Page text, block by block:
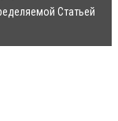
Статьей